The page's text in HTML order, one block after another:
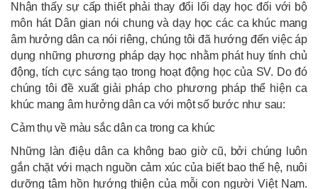
Nhận thấy sự cấp thiết phải thay đổi lối dạy học đối với bộ
môn hát Dân gian nói chung và dạy học các ca khúc mang
âm hưởng dân ca nói riêng, chúng tôi đã hướng đến việc áp
dụng những phương pháp dạy học nhằm phát huy tính chủ
động, tích cực sáng tạo trong hoạt động học của SV. Do đó
chúng tôi đề xuất giải pháp cho phương pháp thể hiện ca
khúc mang âm hưởng dân ca với một số bước như sau:
Cảm thụ về màu sắc dân ca trong ca khúc
Những làn điệu dân ca không bao giờ cũ, bởi chúng luôn
gắn chặt với mạch nguồn cảm xúc của biết bao thế hệ, nuôi
dưỡng tâm hồn hướng thiện của mỗi con người Việt Nam.